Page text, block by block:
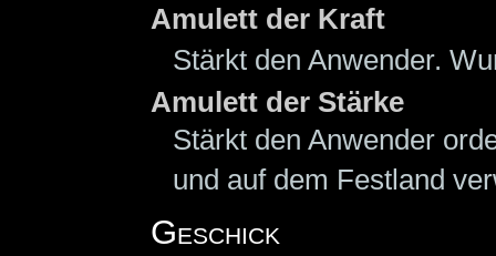
Amulett der Kraft
Stärkt den Anwender.
Amulett der Stärke
Stärkt den Anwender
und auf dem Festland
Geschick